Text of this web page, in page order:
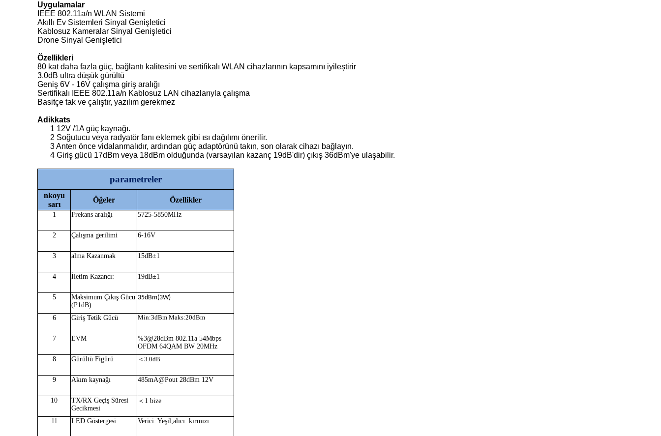
Uygulamalar
IEEE 802.11a/n WLAN Sistemi
Akıllı Ev Sistemleri Sinyal Genişletici
Kablosuz Kameralar Sinyal Genişletici
Drone Sinyal Genişletici
Özellikleri
80 kat daha fazla güç, bağlantı kalitesini ve sertifikalı WLAN cihazlarının kapsamını iyileştirir
3.0dB ultra düşük gürültü
Geniş 6V - 16V çalışma giriş aralığı
Sertifikalı IEEE 802.11a/n Kablosuz LAN cihazlarıyla çalışma
Basitçe tak ve çalıştır, yazılım gerekmez
Adikkats
1 12V /1A güç kaynağı.
2 Soğutucu veya radyatör fanı eklemek gibi ısı dağılımı önerilir.
3 Anten önce vidalanmalıdır, ardından güç adaptörünü takın, son olarak cihazı bağlayın.
4 Giriş gücü 17dBm veya 18dBm olduğunda (varsayılan kazanç 19dB'dir) çıkış 36dBm'ye ulaşabilir.
parametreler
nkoyu
sarı
Öğeler Özellikler
1 Frekans aralığı 5725-5850MHz
2 Çalışma gerilimi 6-16V
3 alma Kazanmak 15dB±1
4 İletim Kazancı: 19dB±1
5
Maksimum Çıkış Gücü
(P1dB)
35dBm(3W)
6 Giriş Tetik Gücü Min:3dBm Maks:20dBm
7 EVM
%3@28dBm 802.11a 54Mbps
OFDM 64QAM BW 20MHz
8
Gürültü Figürü ＜ 3.0dB
9 Akım kaynağı 485mA@Pout 28dBm 12V
10
TX/RX Geçiş Süresi
Gecikmesi
＜ 1 bize
11 LED Göstergesi Verici: Yeşil;alıcı: kırmızı